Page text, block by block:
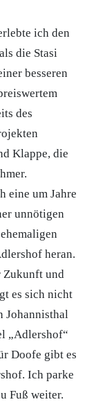
ich den
die Stasi
besseren
des
Klappe, die
eine um Jahre
unnötigen
heran.
Zukunft und
es sich nicht
Johannisthal
„Adlershof“
Doofe gibt es
Ich parke
Fuß weiter.